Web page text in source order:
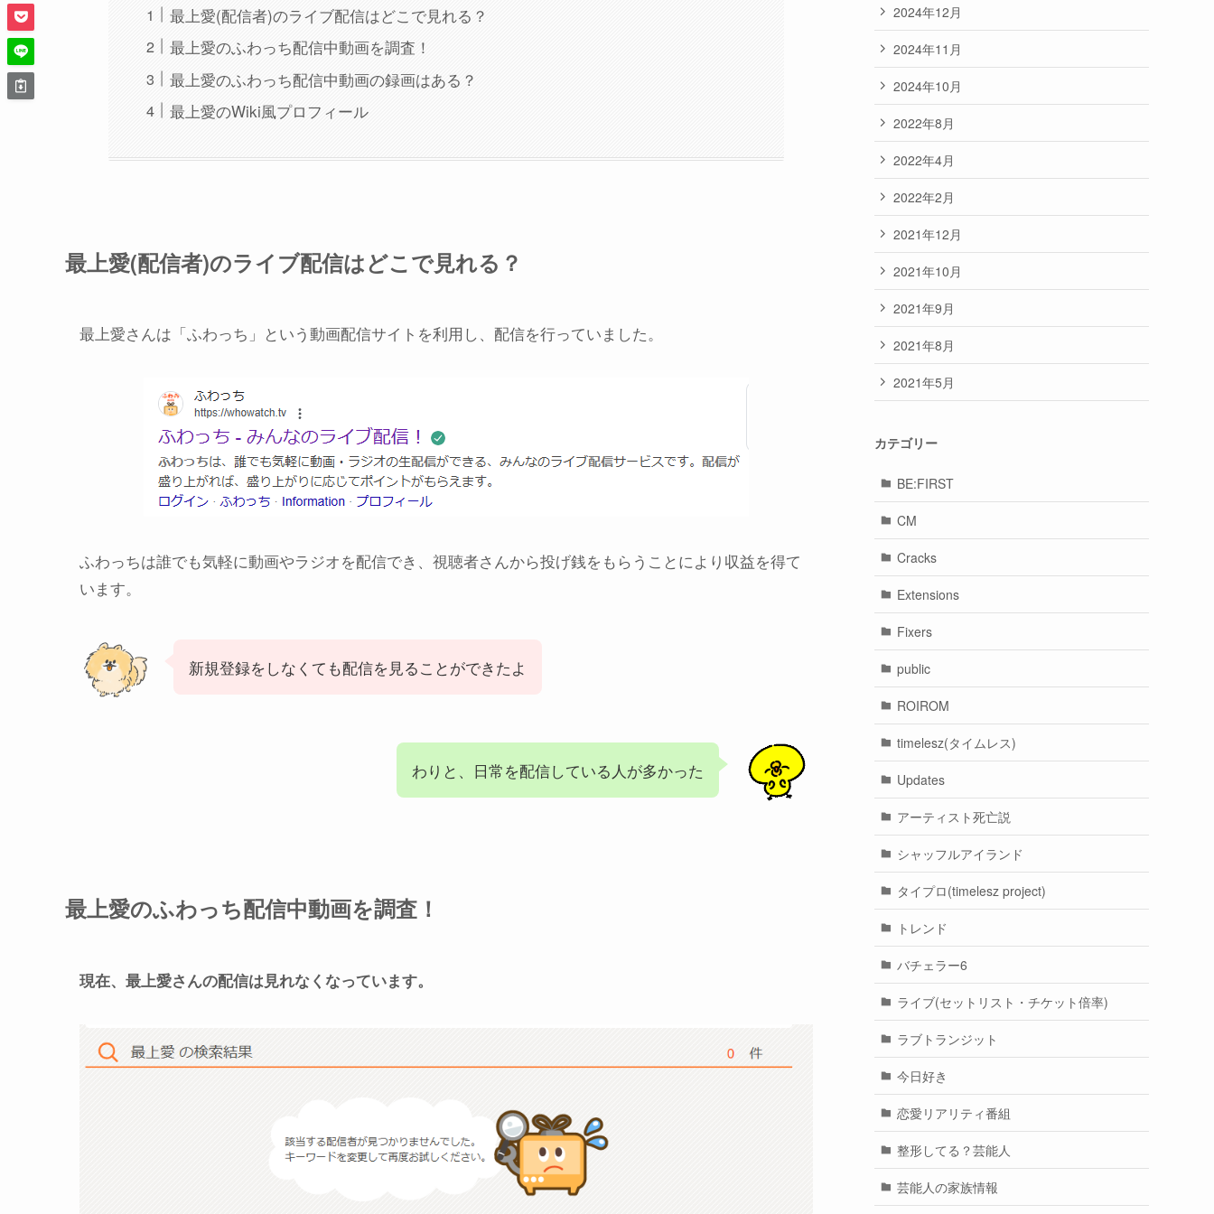
最上愛(配信者)のライブ配信はどこで見れる？
最上愛のふわっち配信中動画を調査！
最上愛のふわっち配信中動画の録画はある？
最上愛のWiki風プロフィール
最上愛(配信者)のライブ配信はどこで見れる？
最上愛さんは「ふわっち」という動画配信サイトを利用し、配信を行っていました。
ふわっちは誰でも気軽に動画やラジオを配信でき、視聴者さんから投げ銭をもらうことにより収益を得て
います。
新規登録をしなくても配信を見ることができたよ
わりと、日常を配信している人が多かった
最上愛のふわっち配信中動画を調査！
現在、最上愛さんの配信は見れなくなっています。
2024年12月
2024年11月
2024年10月
2022年8月
2022年4月
2022年2月
2021年12月
2021年10月
2021年9月
2021年8月
2021年5月
カテゴリー
BE:FIRST
CM
Cracks
Extensions
Fixers
public
ROIROM
timelesz(タイムレス)
Updates
アーティスト死亡説
シャッフルアイランド
タイプロ(timelesz project)
トレンド
バチェラー6
ライブ(セットリスト・チケット倍率)
ラブトランジット
今日好き
恋愛リアリティ番組
整形してる？芸能人
芸能人の家族情報